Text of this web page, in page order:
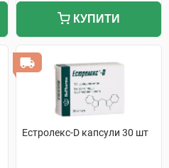
КУПИТИ
Естролекс-D капсули 30 шт